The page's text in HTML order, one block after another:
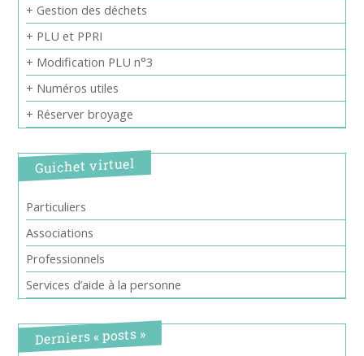
+ Gestion des déchets
+ PLU et PPRI
+ Modification PLU n°3
+ Numéros utiles
+ Réserver broyage
Guichet virtuel
Particuliers
Associations
Professionnels
Services d’aide à la personne
Derniers « posts »